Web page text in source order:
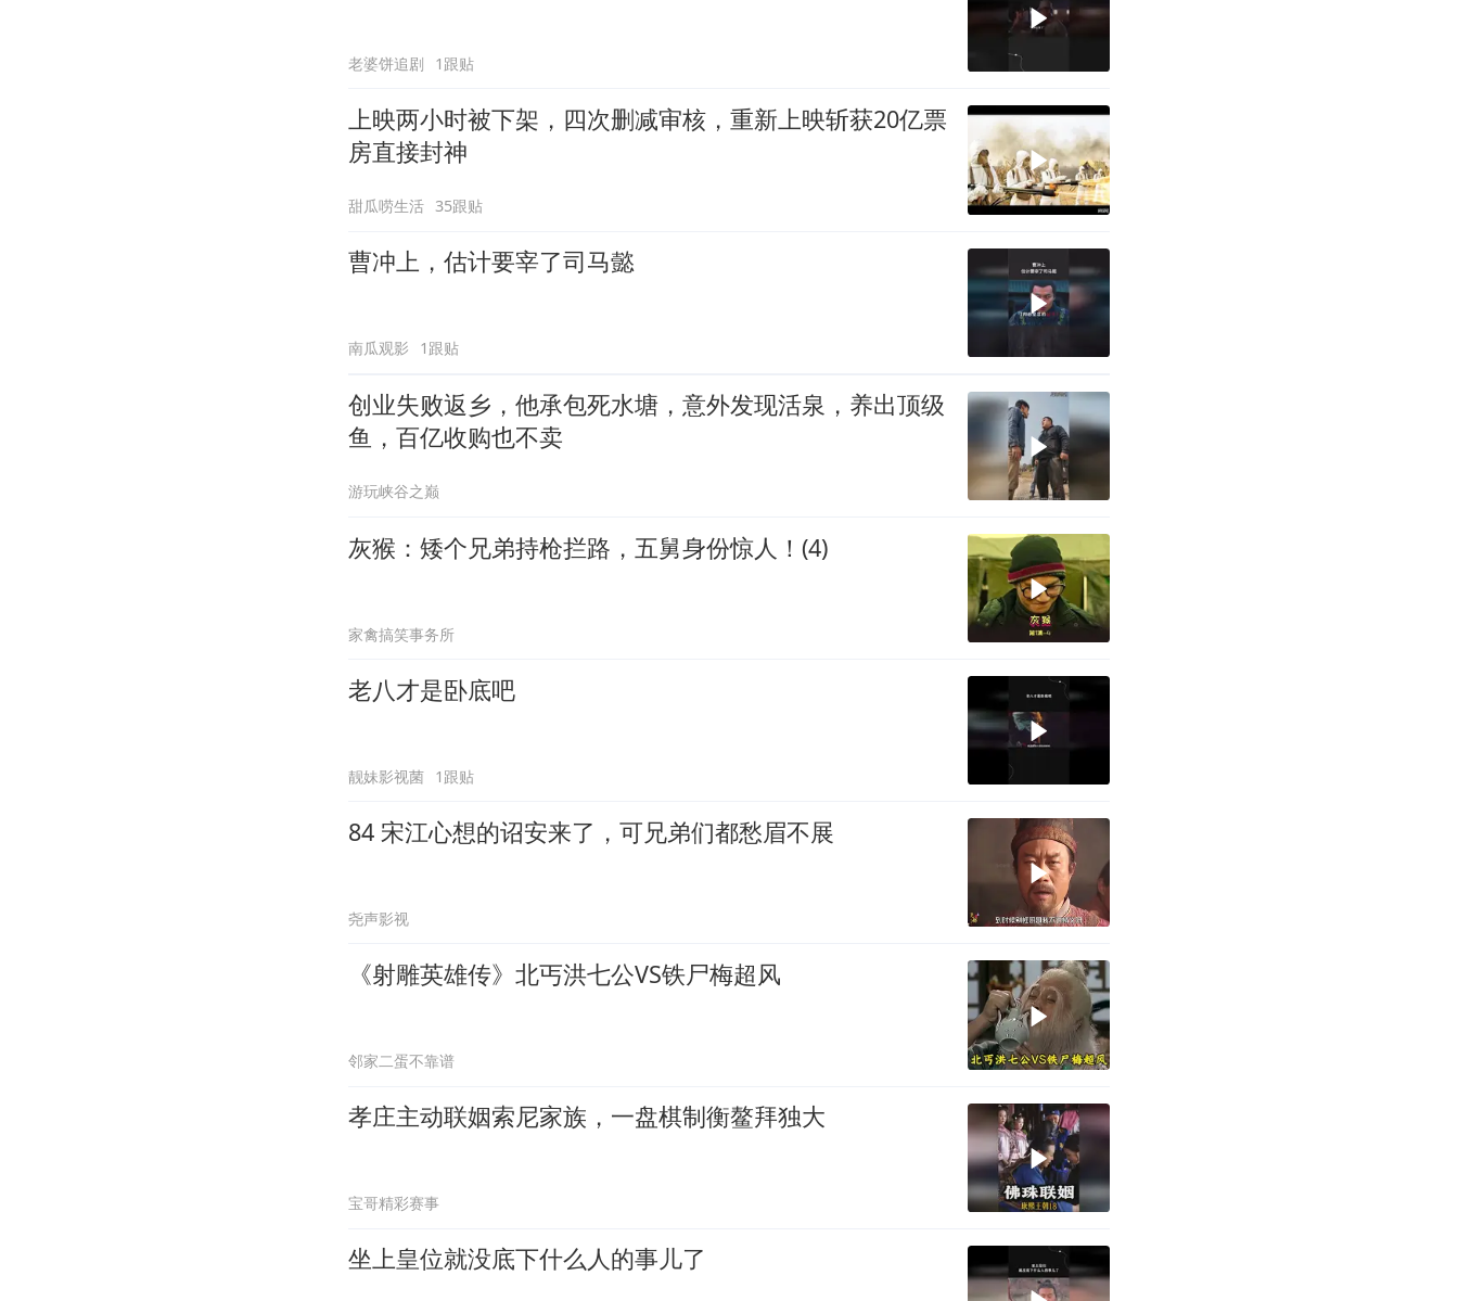
老婆饼追剧 1跟贴
上映两小时被下架，四次删减审核，重新上映斩获20亿票
房直接封神
甜瓜唠生活 35跟贴
曹冲上，估计要宰了司马懿
南瓜观影 1跟贴
创业失败返乡，他承包死水塘，意外发现活泉，养出顶级
鱼，百亿收购也不卖
游玩峡谷之巅
灰猴：矮个兄弟持枪拦路，五舅身份惊人！(4)
家禽搞笑事务所
老八才是卧底吧
靓妹影视菌 1跟贴
84 宋江心想的诏安来了，可兄弟们都愁眉不展
尧声影视
《射雕英雄传》北丐洪七公VS铁尸梅超风
邻家二蛋不靠谱
孝庄主动联姻索尼家族，一盘棋制衡鳌拜独大
宝哥精彩赛事
坐上皇位就没底下什么人的事儿了